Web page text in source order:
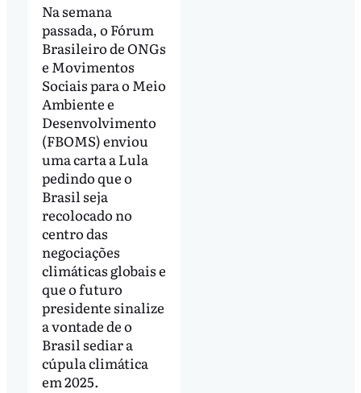
Na semana
passada, o Fórum
Brasileiro de ONGs
e Movimentos
Sociais para o Meio
Ambiente e
Desenvolvimento
(FBOMS) enviou
uma carta a Lula
pedindo que o
Brasil seja
recolocado no
centro das
negociações
climáticas globais e
que o futuro
presidente sinalize
a vontade de o
Brasil sediar a
cúpula climática
em 2025.